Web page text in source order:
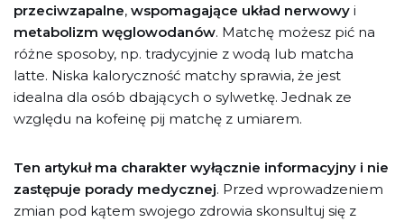
przeciwzapalne, wspomagające układ nerwowy i
metabolizm węglowodanów. Matchę możesz pić na
różne sposoby, np. tradycyjnie z wodą lub matcha
latte. Niska kaloryczność matchy sprawia, że jest
idealna dla osób dbających o sylwetkę. Jednak ze
względu na kofeinę pij matchę z umiarem.
Ten artykuł ma charakter wyłącznie informacyjny i nie
zastępuje porady medycznej. Przed wprowadzeniem
zmian pod kątem swojego zdrowia skonsultuj się z